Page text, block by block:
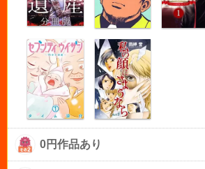
0円作品あり